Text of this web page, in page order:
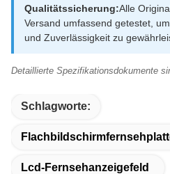
Qualitätssicherung:Alle
Versand umfassend getestet,
und Zuverlässigkeit zu
Detaillierte Spezifikationsdokumente
Schlagworte:
Lcd-Fernsehanzeigefeld